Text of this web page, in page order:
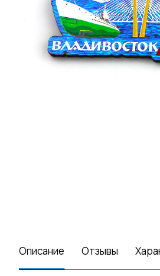
Описание Отзывы